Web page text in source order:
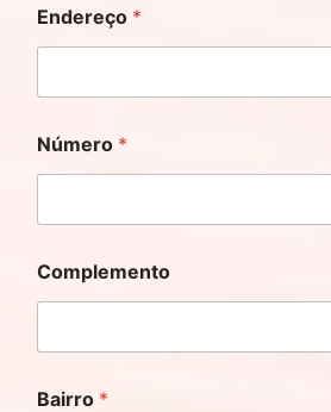
Endereço *
Número *
Complemento
Bairro *